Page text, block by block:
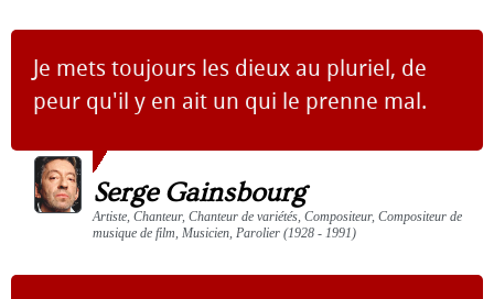
Je mets toujours les dieux au pluriel, de
peur qu'il y en ait un qui le prenne mal.
Serge Gainsbourg
Artiste, Chanteur, Chanteur de variétés, Compositeur, Compositeur de
musique de film, Musicien, Parolier (1928 - 1991)